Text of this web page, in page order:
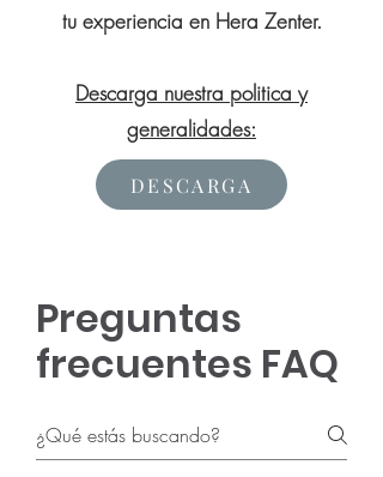
tu experiencia en Hera Zenter.
Descarga nuestra politica y
generalidades:
DESCARGA
Preguntas
frecuentes FAQ